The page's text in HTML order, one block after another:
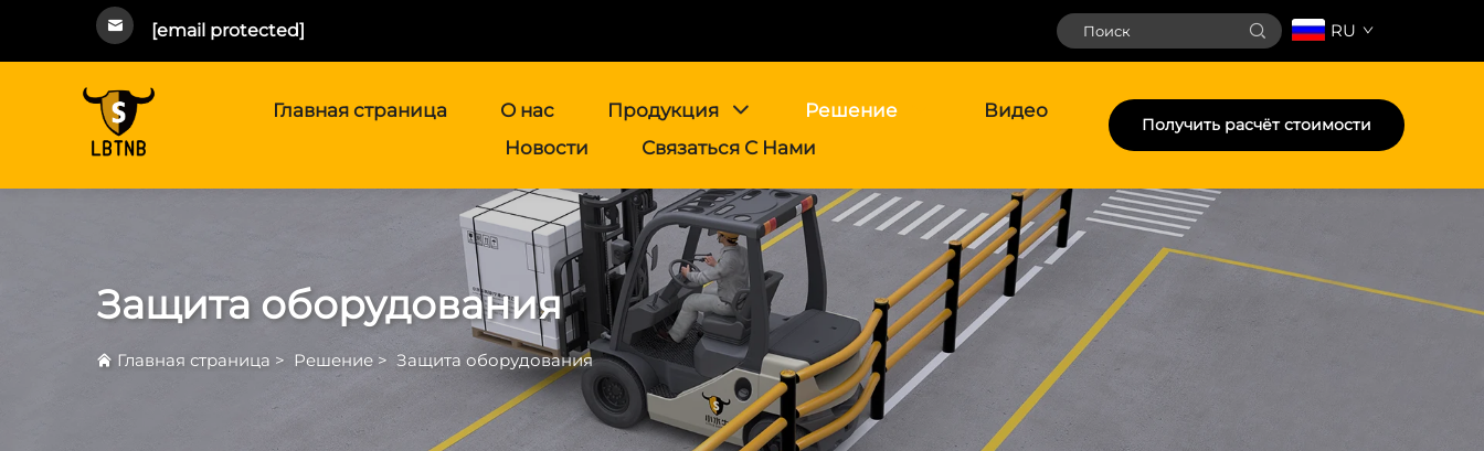
[email protected] RU
Главная страница О нас Продукция Решение
Видео
Новости
Связаться С Нами
Получить расчёт стоимости
Защита оборудования
Главная страница > Решение > Защита оборудования